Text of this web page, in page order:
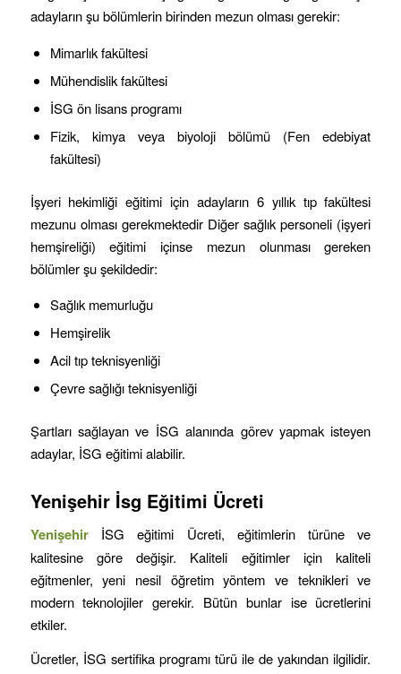
adayların şu bölümlerin birinden mezun olması gerekir:
Mimarlık fakültesi
Mühendislik fakültesi
İSG ön lisans programı
Fizik, kimya veya biyoloji bölümü (Fen edebiyat
fakültesi)
İşyeri hekimliği eğitimi için adayların 6 yıllık tıp fakültesi
mezunu olması gerekmektedir Diğer sağlık personeli (işyeri
hemşireliği) eğitimi içinse mezun olunması gereken
bölümler şu şekildedir:
Sağlık memurluğu
Hemşirelik
Acil tıp teknisyenliği
Çevre sağlığı teknisyenliği
Şartları sağlayan ve İSG alanında görev yapmak isteyen
adaylar, İSG eğitimi alabilir.
Yenişehir İsg Eğitimi Ücreti
Yenişehir İSG eğitimi Ücreti, eğitimlerin türüne ve
kalitesine göre değişir. Kaliteli eğitimler için kaliteli
eğitmenler, yeni nesil öğretim yöntem ve teknikleri ve
modern teknolojiler gerekir. Bütün bunlar ise ücretlerini
etkiler.
Ücretler, İSG sertifika programı türü ile de yakından ilgilidir.